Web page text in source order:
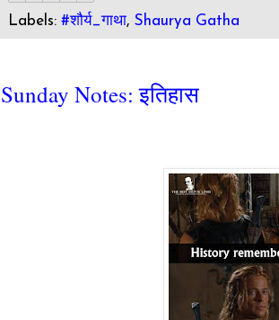
Labels:#शौर्य_गाथा,Shaurya Gatha
Sunday Notes: इतिहास